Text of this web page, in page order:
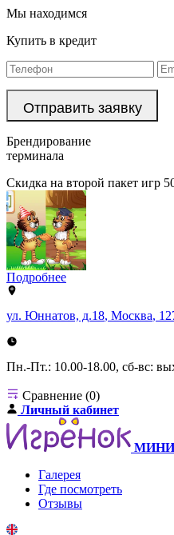
Мы находимся
Купить в кредит
Брендирование
терминала
Скидка на второй пакет игр
Подробнее
ул. Юннатов, д.18, Москва,
Пн.-Пт.: 10.00-18.00, сб-вс:
Сравнение (0)
Личный кабинет
Галерея
Где посмотреть
Отзывы